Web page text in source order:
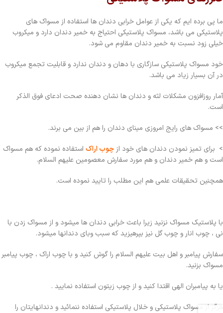
ما پی برده ایم که یکی از عوامل خرابی دندان ها استفاده از مسواک های
پلاستیکی می باشد، مسواک پلاستیکی احتیاج به خمیر دندان دارد و میکروب
خیلی زود نسبت به خمیر دندان مقاوم می شود.
خود مسواک پلاستیکی سازگاری با دهان و دندان ندارد و قابلیت تجمع میکروب
در آن بسیار زیاد می باشد.
آمار روزافزون مشکلات لثه و دندان ها نشان دهنده صحت ادعای فوق الذکر
است.
>> مسواک های رایج امروزی مینای دندان را هم از بین می برند.
> برای تمیز نمودن دندان های خود ازچوب اراک استفاده نموده که هم مسواک
است و هم خمیر دندان و هم مورد سفارش معصومین علیهم السلام.
همچنین تحقیقات علمی هم این مطلب را تایید نموده است.
با پلاستیک مسواک نزنید زیرا باعث خرابی دندان ها میشود و از مسواک زدن با
نی ، چوب انار و چوب گل نیز بپرهیزید که سبب وبای دندانها میشود.
سفارش پیامبر و اهل بیت علیهم السلام را گوش کنید و با چوب اراک ، چوب پیامبر
مسواک بزنید.
یا به پیامبران الهی اقتدا کنید و از چوب زیتون استفاده نمایید .
هرگز از مسواک پلاستیکی و خلال پلاستیکی استفاده ننمائید و دندانهایتان را